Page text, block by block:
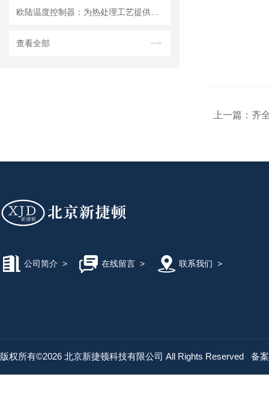
查看全部
上一篇： 齐
公司简介 > 在线留言> 联系我们 >
版权所有©2026 北京新捷顿科技有限公司 All Rights Reserved 备